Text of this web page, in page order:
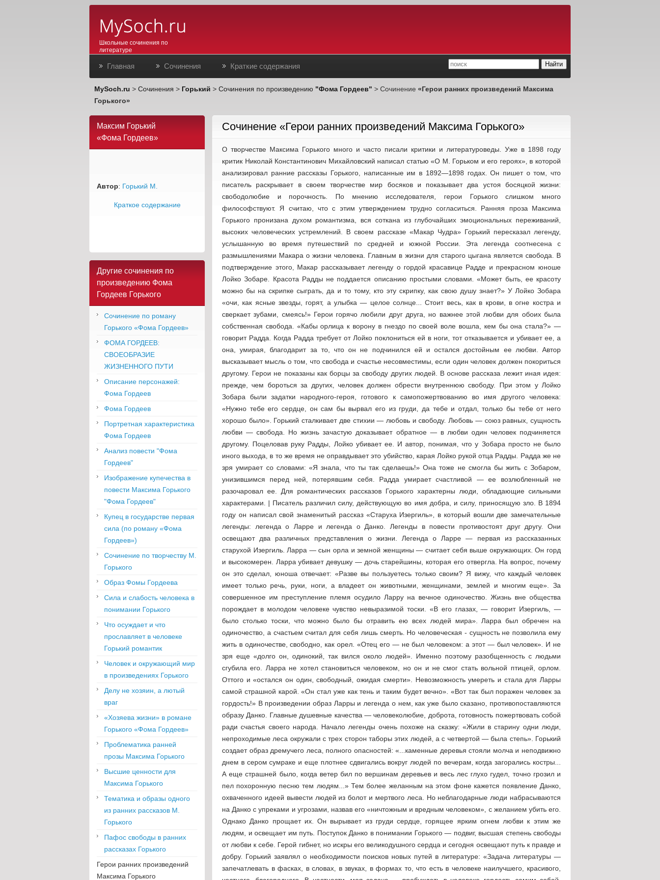
Школьные сочинения по
литературе
Главная Сочинения Краткие содержания
MySoch.ru > Сочинения > Горький > Сочинения по произведению "Фома Гордеев" > Сочинение «Герои ранних произведений Максима
Горького»
Максим Горький
«Фома Гордеев»
Автор: Горький М.
Краткое содержание
Другие сочинения по
произведению Фома
Гордеев Горького
Сочинение по роману
Горького «Фома Гордеев»
ФОМА ГОРДЕЕВ:
СВОЕОБРАЗИЕ
ЖИЗНЕННОГО ПУТИ
Описание персонажей:
Фома Гордеев
Фома Гордеев
Портретная характеристика
Фома Гордеев
Анализ повести "Фома
Гордеев"
Изображение купечества в
повести Максима Горького
"Фома Гордеев"
Купец в государстве первая
сила (по роману «Фома
Гордеев»)
Сочинение по творчеству М.
Горького
Образ Фомы Гордеева
Сила и слабость человека в
понимании Горького
Что осуждает и что
прославляет в человеке
Горький романтик
Человек и окружающий мир
в произведениях Горького
Делу не хозяин, а лютый
враг
«Хозяева жизни» в романе
Горького «Фома Гордеев»
Проблематика ранней
прозы Максима Горького
Высшие ценности для
Максима Горького
Тематика и образы одного
из ранних рассказов М.
Горького
Пафос свободы в ранних
рассказах Горького
Герои ранних произведений
Максима Горького
Cочинение «Герои ранних произведений Максима Горького»
О творчестве Максима Горького много и часто писали критики и литературоведы. Уже в 1898 году
критик Николай Константинович Михайловский написал статью «О М. Горьком и его героях», в которой
анализировал ранние рассказы Горького, написанные им в 1892—1898 годах. Он пишет о том, что
писатель раскрывает в своем творчестве мир босяков и показывает два устоя босяцкой жизни:
свободолюбие и порочность. По мнению исследователя, герои Горького слишком много
философствуют. Я считаю, что с этим утверждением трудно согласиться. Ранняя проза Максима
Горького пронизана духом романтизма, вся соткана из глубочайших эмоциональных переживаний,
высоких человеческих устремлений. В своем рассказе «Макар Чудра» Горький пересказал легенду,
услышанную во время путешествий по средней и южной России. Эта легенда соотнесена с
размышлениями Макара о жизни человека. Главным в жизни для старого цыгана является свобода. В
подтверждение этого, Макар рассказывает легенду о гордой красавице Радде и прекрасном юноше
Лойко Зобаре. Красота Радды не поддается описанию простыми словами. «Может быть, ее красоту
можно бы на скрипке сыграть, да и то тому, кто эту скрипку, как свою душу знает?» У Лойко Зобара
«очи, как ясные звезды, горят, а улыбка — целое солнце... Стоит весь, как в крови, в огне костра и
сверкает зубами, смеясь!» Герои горячо любили друг друга, но важнее этой любви для обоих была
собственная свобода. «Кабы орлица к ворону в гнездо по своей воле вошла, кем бы она стала?» —
говорит Радда. Когда Радда требует от Лойко поклониться ей в ноги, тот отказывается и убивает ее, а
она, умирая, благодарит за то, что он не подчинился ей и остался достойным ее любви. Автор
высказывает мысль о том, что свобода и счастье несовместимы, если один человек должен покориться
другому. Герои не показаны как борцы за свободу других людей. В основе рассказа лежит иная идея:
прежде, чем бороться за других, человек должен обрести внутреннюю свободу. При этом у Лойко
Зобара были задатки народного-героя, готового к самопожертвованию во имя другого человека:
«Нужно тебе его сердце, он сам бы вырвал его из груди, да тебе и отдал, только бы тебе от него
хорошо было». Горький сталкивает две стихии — любовь и свободу. Любовь — союз равных, сущность
любви — свобода. Но жизнь зачастую доказывает обратное — в любви один человек подчиняется
другому. Поцеловав руку Радды, Лойко убивает ее. И автор, понимая, что у Зобара просто не было
иного выхода, в то же время не оправдывает это убийство, карая Лойко рукой отца Радды. Радда же не
зря умирает со словами: «Я знала, что ты так сделаешь!» Она тоже не смогла бы жить с Зобаром,
унизившимся перед ней, потерявшим себя. Радда умирает счастливой — ее возлюбленный не
разочаровал ее. Для романтических рассказов Горького характерны люди, обладающие сильными
характерами. | Писатель различил силу, действующую во имя добра, и силу, приносящую зло. В 1894
году он написал свой знаменитый рассказ «Старуха Изергиль», в который вошли две замечательные
легенды: легенда о Ларре и легенда о Данко. Легенды в повести противостоят друг другу. Они
освещают два различных представления о жизни. Легенда о Ларре — первая из рассказанных
старухой Изергиль. Ларра — сын орла и земной женщины — считает себя выше окружающих. Он горд
и высокомерен. Ларра убивает девушку — дочь старейшины, которая его отвергла. На вопрос, почему
он это сделал, юноша отвечает: «Разве вы пользуетесь только своим? Я вижу, что каждый человек
имеет только речь, руки, ноги, а владеет он животными, женщинами, землей и многим еще». За
совершенное им преступление племя осудило Ларру на вечное одиночество. Жизнь вне общества
порождает в молодом человеке чувство невыразимой тоски. «В его глазах, — говорит Изергиль, —
было столько тоски, что можно было бы отравить ею всех людей мира». Ларра был обречен на
одиночество, а счастьем считал для себя лишь смерть. Но человеческая - сущность не позволила ему
жить в одиночестве, свободно, как орел. «Отец его — не был человеком: а этот — был человек». И не
зря еще «долго он, одинокий, так вился около людей». Именно поэтому разобщенность с людьми
сгубила его. Ларра не хотел становиться человеком, но он и не смог стать вольной птицей, орлом.
Оттого и «остался он один, свободный, ожидая смерти». Невозможность умереть и стала для Ларры
самой страшной карой. «Он стал уже как тень и таким будет вечно». «Вот так был поражен человек за
гордость!» В произведении образ Ларры и легенда о нем, как уже было сказано, противопоставляются
образу Данко. Главные душевные качества — человеколюбие, доброта, готовность пожертвовать собой
ради счастья своего народа. Начало легенды очень похоже на сказку: «Жили в старину одни люди,
непроходимые леса окружали с трех сторон таборы этих людей, а с четвертой — была степь». Горький
создает образ дремучего леса, полного опасностей: «...каменные деревья стояли молча и неподвижно
днем в сером сумраке и еще плотнее сдвигались вокруг людей по вечерам, когда загорались костры...
А еще страшней было, когда ветер бил по вершинам деревьев и весь лес глухо гудел, точно грозил и
пел похоронную песню тем людям...» Тем более желанным на этом фоне кажется появление Данко,
охваченного идеей вывести людей из болот и мертвого леса. Но неблагодарные люди набрасываются
на Данко с упреками и угрозами, назвав его «ничтожным и вредным человеком», с желанием убить его.
Однако Данко прощает их. Он вырывает из груди сердце, горящее ярким огнем любви к этим же
людям, и освещает им путь. Поступок Данко в понимании Горького — подвиг, высшая степень свободы
от любви к себе. Герой гибнет, но искры его великодушного сердца и сегодня освещают путь к правде и
добру. Горький заявлял о необходимости поисков новых путей в литературе: «Задача литературы —
запечатлевать в фасках, в словах, в звуках, в формах то, что есть в человеке наилучшего, красивого,